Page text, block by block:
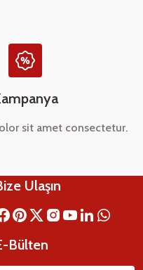
sit amet consectetur.
Ulaşın
Bülten